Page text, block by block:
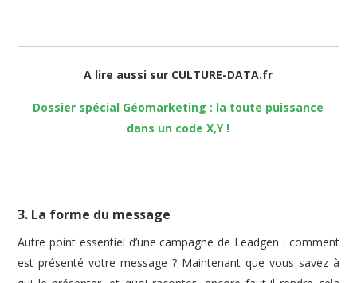
A lire aussi sur CULTURE-DATA.fr
Dossier spécial Géomarketing : la toute puissance
dans un code X,Y !
3. La forme du message
Autre point essentiel d’une campagne de Leadgen : comment
est présenté votre message ? Maintenant que vous savez à